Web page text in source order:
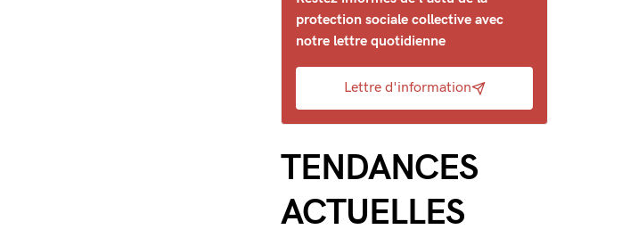
protection sociale collective avec
notre lettre quotidienne
Lettre d'information
TENDANCES
ACTUELLES